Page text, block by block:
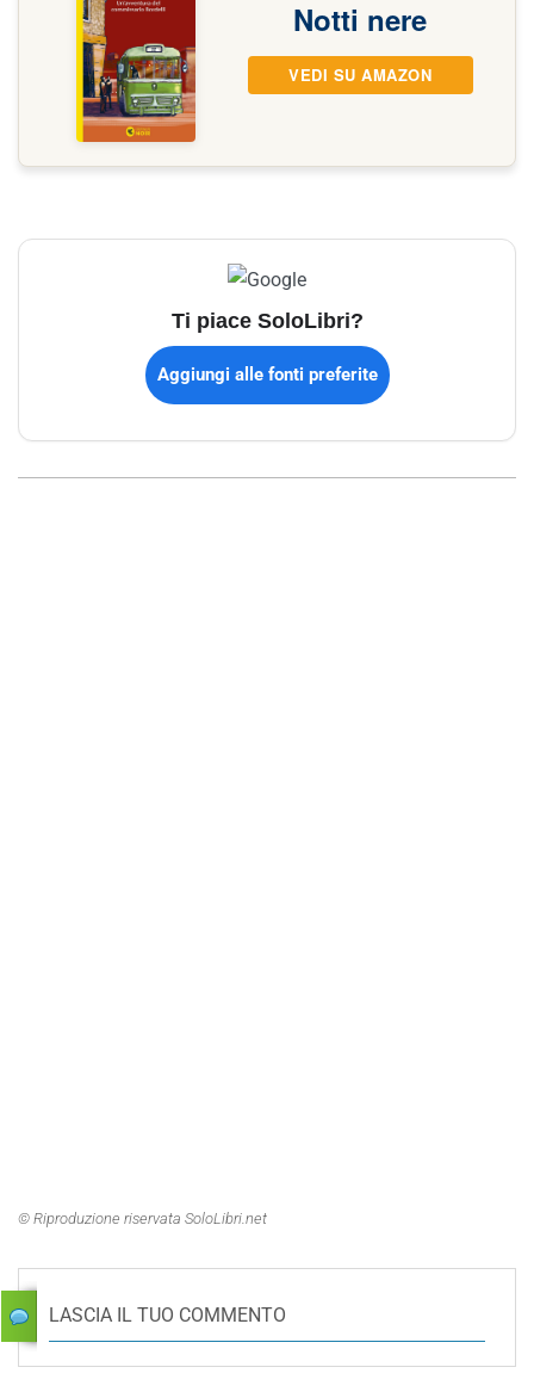
Notti nere
VEDI SU AMAZON
Ti piace SoloLibri?
Aggiungi alle fonti preferite
© Riproduzione riservata SoloLibri.net
LASCIA IL TUO COMMENTO